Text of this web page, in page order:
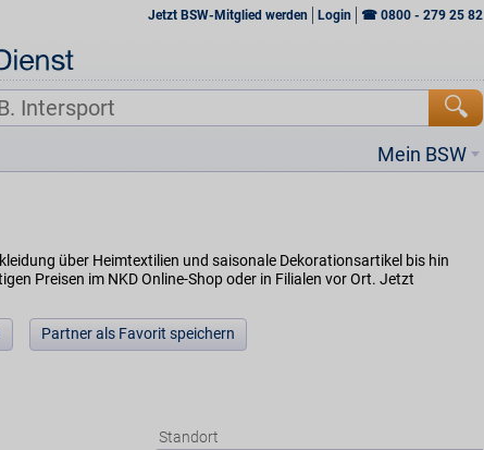
Jetzt BSW-Mitglied werden Login ☎ 0800 - 279 25 82
Mein BSW
über Heimtextilien und saisonale Dekorationsartikel bis hin
Preisen im NKD Online-Shop oder in Filialen vor Ort. Jetzt
Partner als Favorit speichern
Standort